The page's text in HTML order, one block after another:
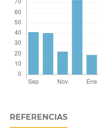
REFERENCIAS